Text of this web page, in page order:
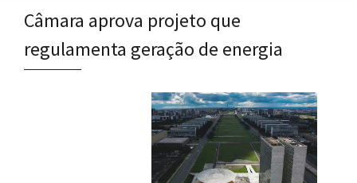
Câmara aprova projeto que
regulamenta geração de energia